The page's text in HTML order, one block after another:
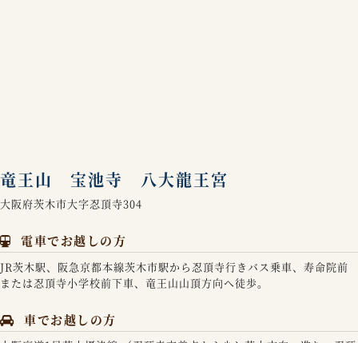
竜王山 宝池寺 八大龍王宮
大阪府茨木市大字忍頂寺304
電車でお越しの方
JR茨木駅、阪急京都本線茨木市駅から忍頂寺行きバス乗車、寿命院前
または忍頂寺小学校前下車、竜王山山頂方向へ徒歩。
車でお越しの方